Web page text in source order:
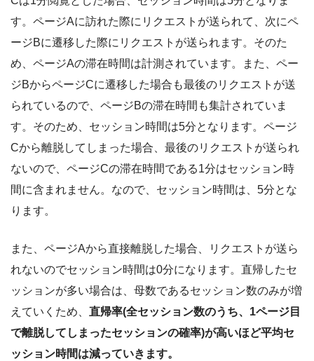
す。ページAに訪れた際にリクエストが送られて、次にペ
ージBに遷移した際にリクエストが送られます。そのた
め、ページAの滞在時間は計測されています。また、ペー
ジBからページCに遷移した場合も最後のリクエストが送
られているので、ページBの滞在時間も集計されていま
す。そのため、セッション時間は5分となります。ページ
Cから離脱してしまった場合、最後のリクエストが送られ
ないので、ページCの滞在時間である1分はセッション時
間に含まれません。なので、セッション時間は、5分とな
ります。
また、ページAから直接離脱した場合、リクエストが送ら
れないのでセッション時間は0分になります。直帰したセ
ッションが多い場合は、母数であるセッション数のみが増
えていくため、 直帰率(全セッション数のうち、1ページ目
で離脱してしまったセッションの確率)が高いほど平均セ
ッション時間は減っていきます。